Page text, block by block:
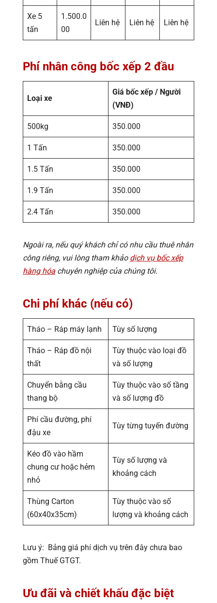
Xe 5
tấn
1.500.0
00
Liên hệ Liên hệ Liên hệ
Phí nhân công bốc xếp 2 đầu
Loại xe
Giá bốc xếp / Người
(VNĐ)
500kg 350.000
1 Tấn 350.000
1.5 Tấn 350.000
1.9 Tấn 350.000
2.4 Tấn 350.000
Ngoài ra, nếu quý khách chỉ có nhu cầu thuê nhân
công riêng, vui lòng tham khảo dịch vụ bốc xếp
hàng hóa chuyên nghiệp của chúng tôi.
Chi phí khác (nếu có)
Tháo – Ráp máy lạnh Tùy số lượng
Tháo – Ráp đồ nội
thất
Tùy thuộc vào loại đồ
và số lượng
Chuyển bằng cầu
thang bộ
Tùy thuộc vào số tầng
và số lượng đồ
Phí cầu đường, phí
đậu xe
Tùy từng tuyến đường
Kéo đồ vào hầm
chung cư hoặc hẻm
nhỏ
Tùy số lượng và
khoảng cách
Thùng Carton
(60x40x35cm)
Tùy thuộc vào số
lượng và khoảng cách
Lưu ý: Bảng giá phí dịch vụ trên đây chưa bao
gồm Thuế GTGT.
Ưu đãi và chiết khấu đặc biệt